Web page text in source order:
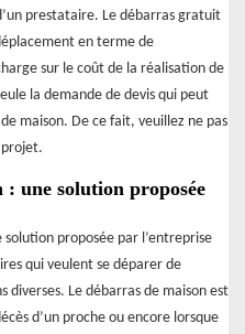
prestataire. Le débarras gratuit
en terme de
sur le coût de la réalisation de
la demande de devis qui peut
maison. De ce fait, veuillez ne pas
une solution proposée
proposée par l’entreprise
qui veulent se déparer de
diverses. Le débarras de maison est
d’un proche ou encore lorsque